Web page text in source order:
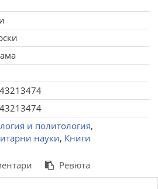
и политология,
науки, Книги
Ревюта